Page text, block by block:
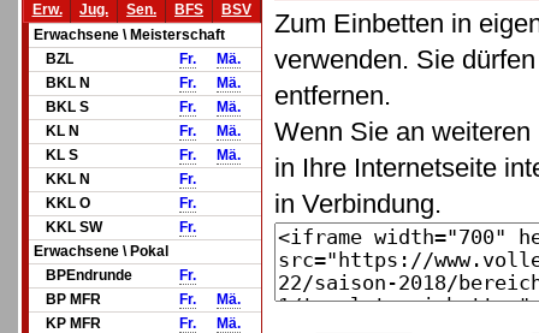
Erw.
Jug. Sen. BFS
BSV
Erwachsene \ Meisterschaft
BZL
Fr.
Mä.
BKL N
Fr.
Mä.
BKL S
Fr.
Mä.
KL N
Fr.
Mä.
KL S
Fr.
Mä.
KKL N
Fr.
KKL O
Fr.
KKL SW
Fr.
Erwachsene \ Pokal
BPEndrunde
Fr.
BP MFR
Fr.
Mä.
KP MFR
Fr.
Mä.
Zum Einbetten in
verwenden. Sie
entfernen.
Wenn Sie an
in Ihre Internetseite
in Verbindung.